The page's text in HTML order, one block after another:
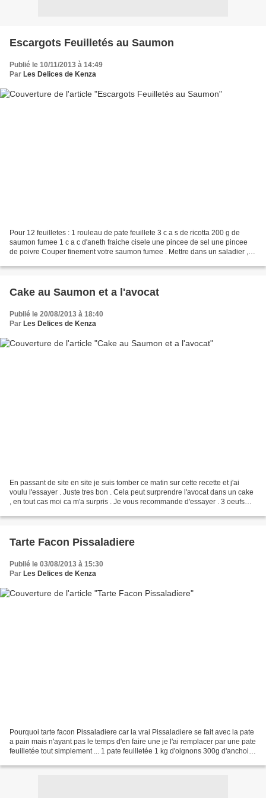
Escargots Feuilletés au Saumon
Publié le 10/11/2013 à 14:49
Par Les Delices de Kenza
Pour 12 feuilletes : 1 rouleau de pate feuillete 3 c a s de ricotta 200 g de
saumon fumee 1 c a c d'aneth fraiche cisele une pincee de sel une pincee
de poivre Couper finement votre saumon fumee . Mettre dans un saladier ,
Cake au Saumon et a l'avocat
Publié le 20/08/2013 à 18:40
Par Les Delices de Kenza
En passant de site en site je suis tomber ce matin sur cette recette et j'ai
voulu l'essayer . Juste tres bon . Cela peut surprendre l'avocat dans un cake
, en tout cas moi ca m'a surpris . Je vous recommande d'essayer . 3 oeufs
Tarte Facon Pissaladiere
Publié le 03/08/2013 à 15:30
Par Les Delices de Kenza
Pourquoi tarte facon Pissaladiere car la vrai Pissaladiere se fait avec la pate
a pain mais n'ayant pas le temps d'en faire une je l'ai remplacer par une pate
feuilletée tout simplement ... 1 pate feuilletée 1 kg d'oignons 300g d'anchois